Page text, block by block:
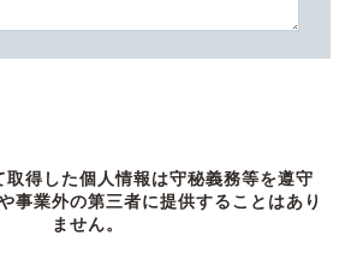
取得した個人情報は守秘義務等を遵守
事業外の第三者に提供することはあり
ません。